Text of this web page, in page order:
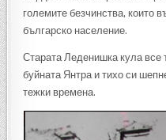
големите безчинства, които
българско население.
Старата Леденишка кула все
буйната Янтра и тихо си
тежки времена.